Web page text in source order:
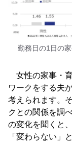
勤務日の1日の
女性の家事・
ワークをする夫
考えられます。
クとの関係を調
の変化を聞くと
「変わらない」